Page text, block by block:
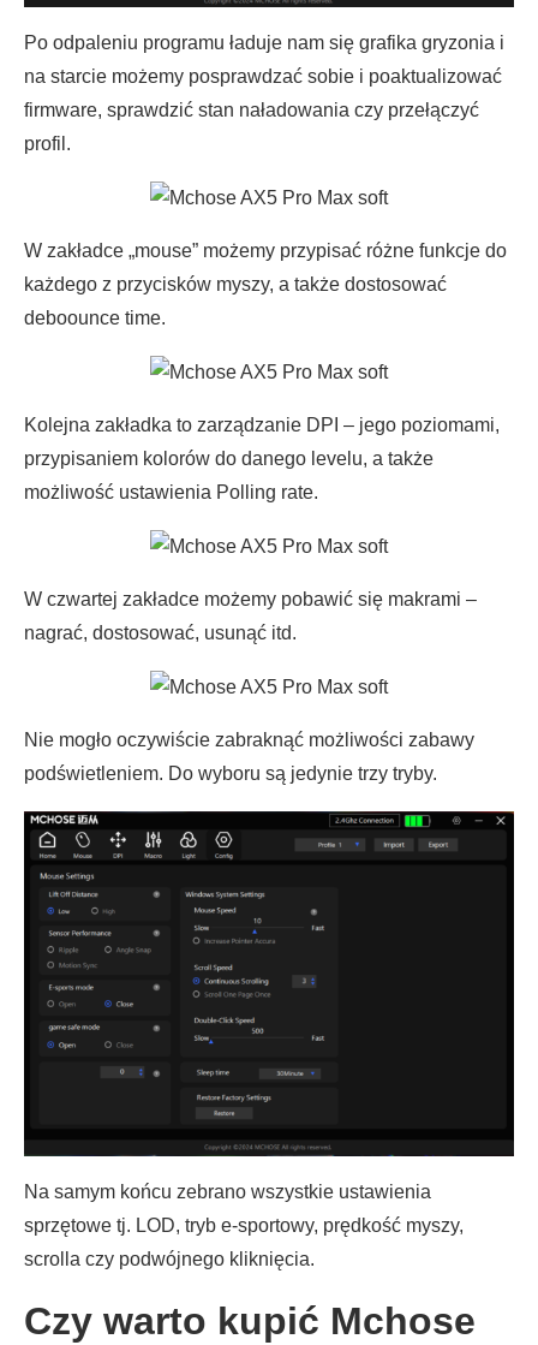
Po odpaleniu programu ładuje nam się grafika gryzonia i
na starcie możemy posprawdzać sobie i poaktualizować
firmware, sprawdzić stan naładowania czy przełączyć
profil.
W zakładce „mouse” możemy przypisać różne funkcje do
każdego z przycisków myszy, a także dostosować
deboounce time.
Kolejna zakładka to zarządzanie DPI – jego poziomami,
przypisaniem kolorów do danego levelu, a także
możliwość ustawienia Polling rate.
W czwartej zakładce możemy pobawić się makrami –
nagrać, dostosować, usunąć itd.
Nie mogło oczywiście zabraknąć możliwości zabawy
podświetleniem. Do wyboru są jedynie trzy tryby.
Na samym końcu zebrano wszystkie ustawienia
sprzętowe tj. LOD, tryb e-sportowy, prędkość myszy,
scrolla czy podwójnego kliknięcia.
Czy warto kupić Mchose